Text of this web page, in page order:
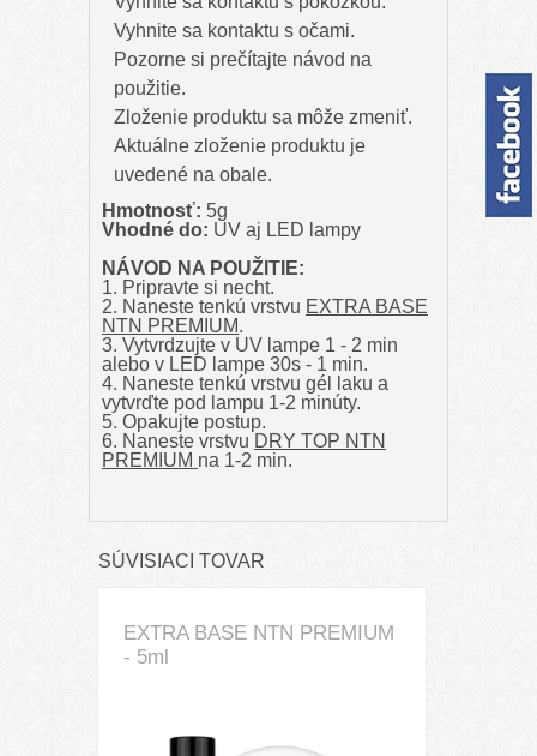
Vyhnite sa kontaktu s očami.
Pozorne si prečítajte návod na
použitie.
Zloženie produktu sa môže zmeniť.
Aktuálne zloženie produktu je
uvedené na obale.
Hmotnosť: 5g
Vhodné do: UV aj LED lampy
NÁVOD NA POUŽITIE:
1. Pripravte si necht.
2. Naneste tenkú vrstvu EXTRA BASE
NTN PREMIUM.
3. Vytvrdzujte v UV lampe 1 - 2 min
alebo v LED lampe 30s - 1 min.
4. Naneste tenkú vrstvu gél laku a
vytvrďte pod lampu 1-2 minúty.
5. Opakujte postup.
6. Naneste vrstvu DRY TOP NTN
PREMIUM na 1-2 min.
SÚVISIACI TOVAR
EXTRA BASE NTN PREMIUM
- 5ml